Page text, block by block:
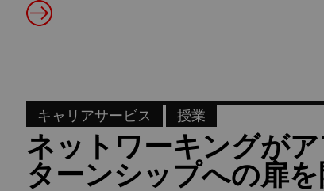
キャリアサービス 授業
ネットワーキングが
ターンシップへの扉